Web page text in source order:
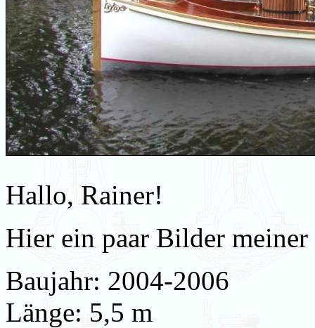
Hallo, Rainer!
Hier ein paar Bilder
Baujahr: 2004-2006
Länge: 5,5 m